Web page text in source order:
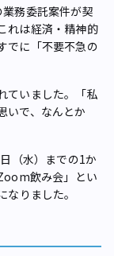
務委託案件が契
れは経済・精神的
でに「不要不急の
ていました。「私
いで、なんとか
（水）までの1か
飲み会」とい
りました。